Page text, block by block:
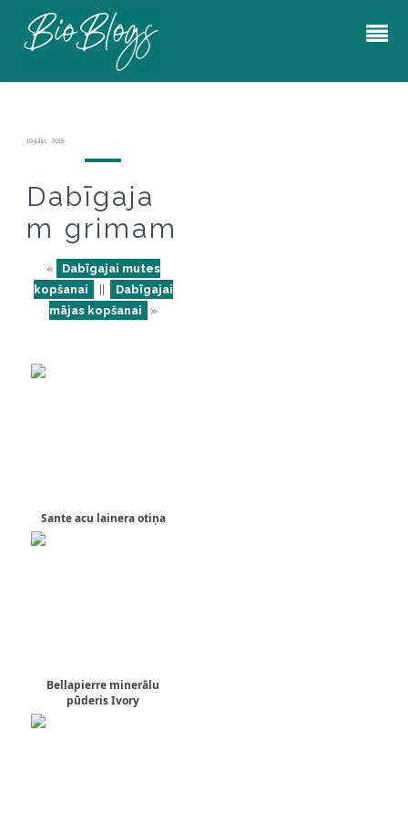
10 jūlijs, 2018
Dabīgaja
m grimam
«
Dabīgajai mutes
kopšanai
Dabīgajai
mājas kopšanai
»
Sante acu lainera otiņa
Bellapierre minerālu
pūderis Ivory